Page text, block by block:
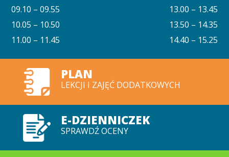
09.10 – 09.55
10.05 – 10.50
11.00 – 11.45
13.00 – 13.45
13.50 – 14.35
14.40 – 15.25
PLAN
LEKCJI I ZAJĘĆ DODATKOWYCH
E-DZIENNICZEK
SPRAWDŹ OCENY